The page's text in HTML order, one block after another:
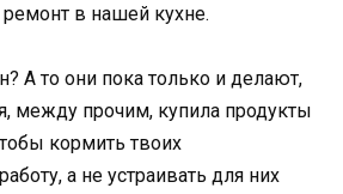
в нашей кухне.
А то они пока только и делают,
между прочим, купила продукты
кормить твоих
а не устраивать для них